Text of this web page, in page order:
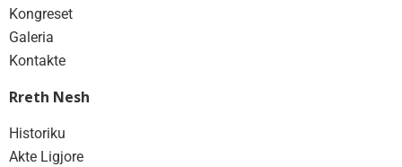
Kongreset
Galeria
Kontakte
Rreth Nesh
Historiku
Akte Ligjore